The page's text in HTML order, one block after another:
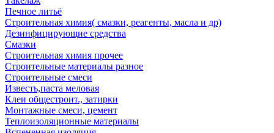
Печное литьё
Строительная химия( смазки, реагенты, масла и др)
Дезинфицирующие средства
Смазки
Строительная химия прочее
Строительные материалы разное
Строительные смеси
Известь,паста меловая
Клеи общестроит., затирки
Монтажные смеси, цемент
Теплоизоляционные материалы